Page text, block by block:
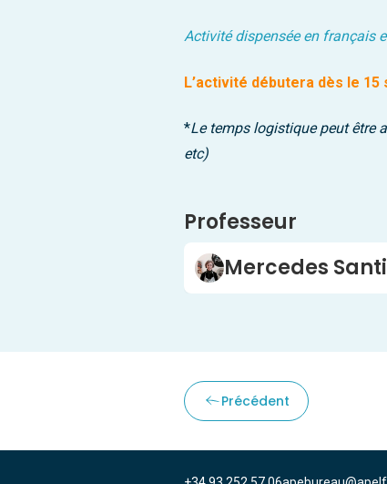
Activité dispensée en français
L’activité débutera dès le 15
*Le temps logistique peut être
etc)
Professeur
Mercedes
Précédent